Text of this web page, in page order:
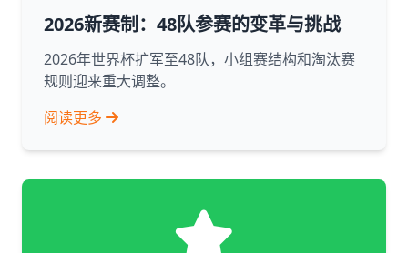
2026新赛制：48队参赛的变革与挑战
2026年世界杯扩军至48队，小组赛结构和淘汰赛
规则迎来重大调整。
阅读更多